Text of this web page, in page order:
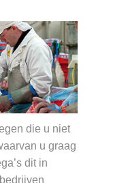
die u niet
u graag
dit in